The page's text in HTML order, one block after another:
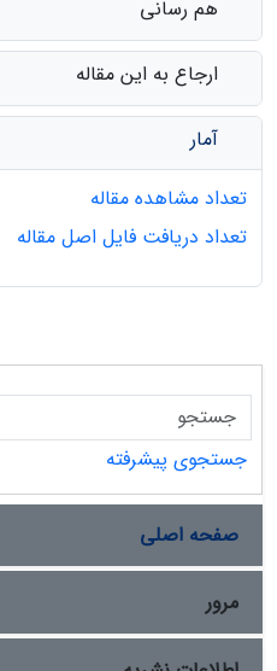
هم رسانی
ارجاع به این مقاله
آمار
تعداد مشاهده مقاله
تعداد دریافت فایل اصل مقاله
جستجوی پیشرفته
صفحه اصلی
مرور